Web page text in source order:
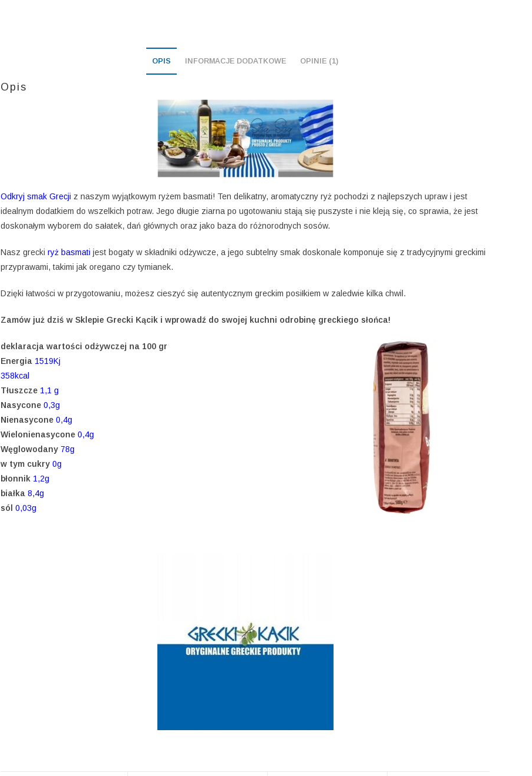
OPIS INFORMACJE DODATKOWE OPINIE (1)
Opis
Odkryj smak Grecji z naszym wyjątkowym ryżem basmati! Ten delikatny, aromatyczny ryż pochodzi z najlepszych upraw i jest
idealnym dodatkiem do wszelkich potraw. Jego długie ziarna po ugotowaniu stają się puszyste i nie kleją się, co sprawia, że jest
doskonałym wyborem do sałatek, dań głównych oraz jako baza do różnorodnych sosów.
Nasz grecki ryż basmati jest bogaty w składniki odżywcze, a jego subtelny smak doskonale komponuje się z tradycyjnymi greckimi
przyprawami, takimi jak oregano czy tymianek.
Dzięki łatwości w przygotowaniu, możesz cieszyć się autentycznym greckim posiłkiem w zaledwie kilka chwil.
Zamów już dziś w Sklepie Grecki Kącik i wprowadź do swojej kuchni odrobinę greckiego słońca!
deklaracja wartości odżywczej na 100 gr
Energia 1519Kj
358kcal
Tłuszcze 1,1 g
Nasycone 0,3g
Nienasycone 0,4g
Wielonienasycone 0,4g
Węglowodany 78g
w tym cukry 0g
błonnik 1,2g
białka 8,4g
sól 0,03g